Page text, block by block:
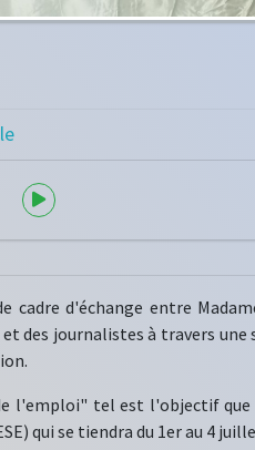
cadre d'échange entre
des journalistes à travers
l'emploi" tel est l'objectif que
qui se tiendra du 1er au 4